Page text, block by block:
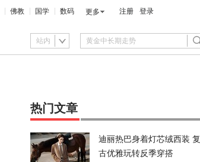
佛教 国学 数码 更多 注册 登录
站内
热门文章
迪丽热巴身着灯芯绒西装 复
古优雅玩转反季穿搭